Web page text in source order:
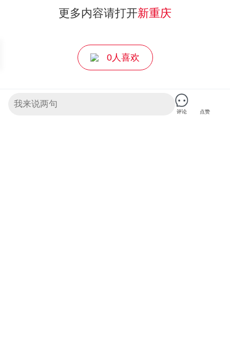
更多内容请打开新重庆
0人喜欢
评论 点赞